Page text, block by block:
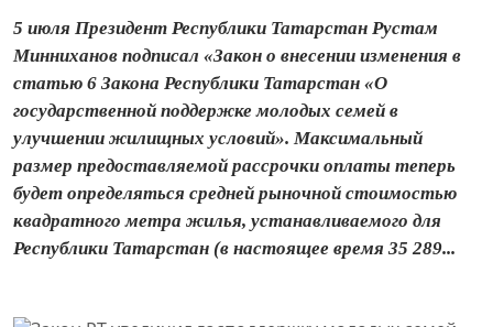
5 июля Президент Республики Татарстан Рустам
Минниханов подписал «Закон о внесении изменения в
статью 6 Закона Республики Татарстан «О
государственной поддержке молодых семей в
улучшении жилищных условий». Максимальный
размер предоставляемой рассрочки оплаты теперь
будет определяться средней рыночной стоимостью
квадратного метра жилья, устанавливаемого для
Республики Татарстан (в настоящее время 35 289...